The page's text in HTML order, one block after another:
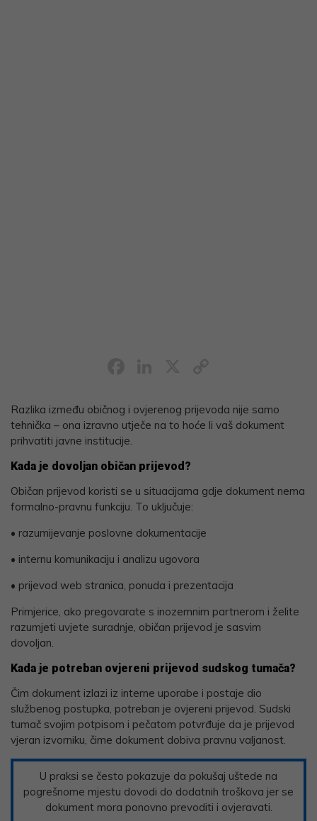
Razlika između običnog i ovjerenog prijevoda nije samo
tehnička – ona izravno utječe na to hoće li vaš dokument
prihvatiti javne institucije.
Kada je dovoljan običan prijevod?
Običan prijevod koristi se u situacijama gdje dokument nema
formalno-pravnu funkciju. To uključuje:
• razumijevanje poslovne dokumentacije
• internu komunikaciju i analizu ugovora
• prijevod web stranica, ponuda i prezentacija
Primjerice, ako pregovarate s inozemnim partnerom i želite
razumjeti uvjete suradnje, običan prijevod je sasvim
dovoljan.
Kada je potreban ovjereni prijevod sudskog tumača?
Čim dokument izlazi iz interne uporabe i postaje dio
službenog postupka, potreban je ovjereni prijevod. Sudski
tumač svojim potpisom i pečatom potvrđuje da je prijevod
vjeran izvorniku, čime dokument dobiva pravnu valjanost.
U praksi se često pokazuje da pokušaj uštede na
pogrešnome mjestu dovodi do dodatnih troškova jer se
dokument mora ponovno prevoditi i ovjeravati.